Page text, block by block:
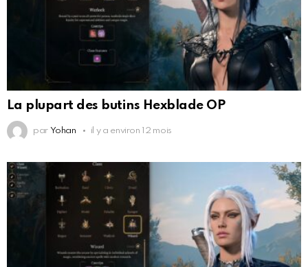
La plupart des butins Hexblade OP
par Yohan il y a environ 12 mois